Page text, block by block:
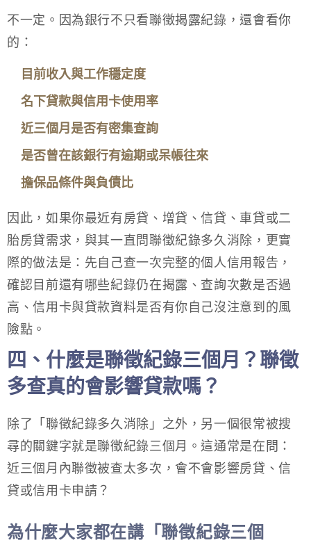
不一定。因為銀行不只看聯徵揭露紀錄，還會看你
的：
目前收入與工作穩定度
名下貸款與信用卡使用率
近三個月是否有密集查詢
是否曾在該銀行有逾期或呆帳往來
擔保品條件與負債比
因此，如果你最近有房貸、增貸、信貸、車貸或二
胎房貸需求，與其一直問聯徵紀錄多久消除，更實
際的做法是：先自己查一次完整的個人信用報告，
確認目前還有哪些紀錄仍在揭露、查詢次數是否過
高、信用卡與貸款資料是否有你自己沒注意到的風
險點。
四、什麼是聯徵紀錄三個月？聯徵
多查真的會影響貸款嗎？
除了「聯徵紀錄多久消除」之外，另一個很常被搜
尋的關鍵字就是聯徵紀錄三個月。這通常是在問：
近三個月內聯徵被查太多次，會不會影響房貸、信
貸或信用卡申請？
為什麼大家都在講「聯徵紀錄三個